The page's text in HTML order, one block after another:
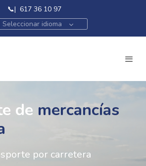
📞| 617 36 10 97
Seleccionar idioma
de mercancías
por carretera